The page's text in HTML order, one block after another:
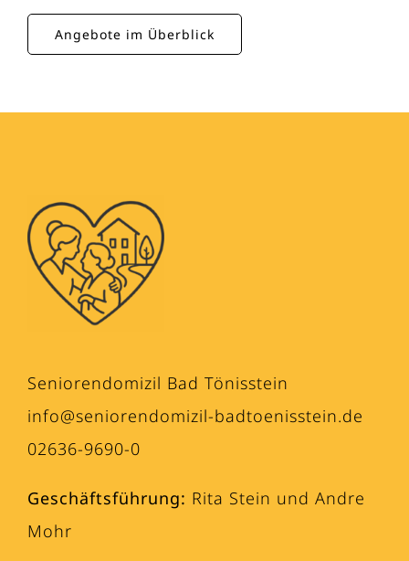
Angebote im Überblick
Seniorendomizil Bad Tönisstein
info@seniorendomizil-badtoenisstein.de
02636-9690-0
Geschäftsführung: Rita Stein und Andre
Mohr